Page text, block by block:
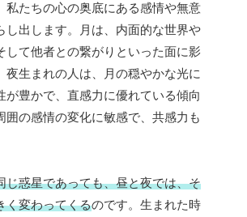
私たちの心の奥底にある感情や無意
し出します。月は、内面的な世界や
して他者との繋がりといった面に影
夜生まれの人は、月の穏やかな光に
が豊かで、直感力に優れている傾向
囲の感情の変化に敏感で、共感力も
じ惑星であっても、昼と夜では、そ
く変わってくるのです。生まれた時